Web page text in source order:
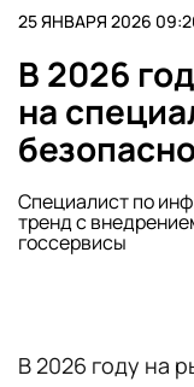
25 ЯНВАРЯ 2026
В 2026
на
Специалист по
тренд с
госсервисы
В 2026 году на